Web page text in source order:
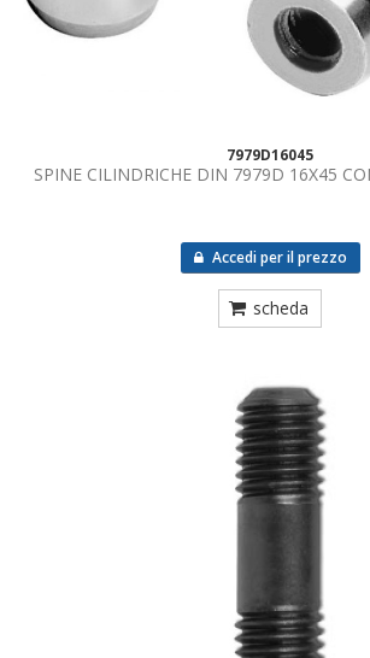
7979D16045
SPINE CILINDRICHE DIN 7979D 16X45
Accedi per il prezzo
scheda